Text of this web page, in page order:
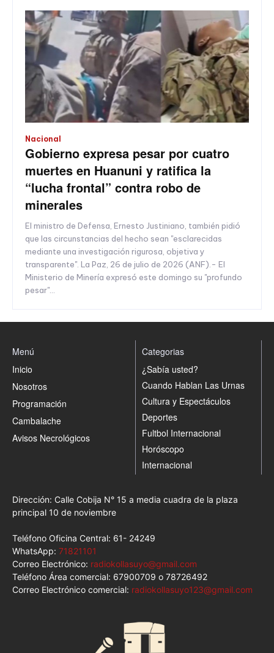
Nacional
Gobierno expresa pesar por cuatro
muertes en Huanuni y ratifica la
“lucha frontal” contra robo de
minerales
El ministro de Defensa, Ernesto Justiniano, también pidió
que las circunstancias del hecho sean "esclarecidas
mediante una investigación rigurosa, objetiva y
transparente". La Paz, 26 de julio de 2026 (ANF).- El
Ministerio de Minería expresó este domingo su "profundo
pesar"...
Menú
Inicio
Nosotros
Programación
Cambalache
Avisos Necrológicos
Categorias
¿Sabía usted?
Cuando Hablan Las Urnas
Cultura y Espectáculos
Deportes
Fultbol Internacional
Horóscopo
Internacional
Dirección: Calle Cobija N° 15 a media cuadra de la plaza
principal 10 de noviembre
Teléfono Oficina Central: 61- 24249
WhatsApp: 71821101
Correo Electrónico: radiokollasuyo@gmail.com
Teléfono Área comercial: 67900709 o 78726492
Correo Electrónico comercial: radiokollasuyo123@gmail.com